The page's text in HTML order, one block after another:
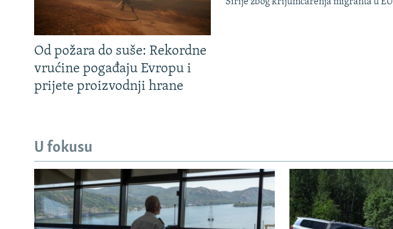
Od požara do suše: Rekordne
vrućine pogađaju Evropu i
prijete proizvodnji hrane
U fokusu